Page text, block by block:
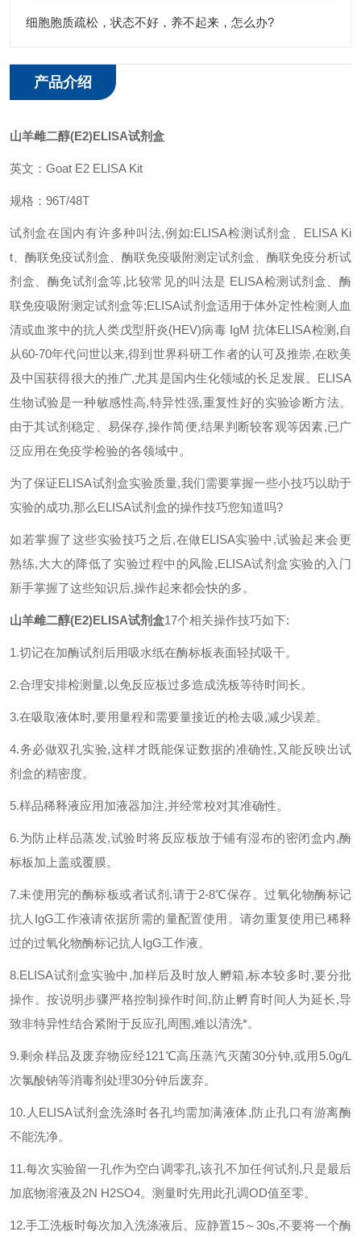
细胞胞质疏松，状态不好，养不起来，怎么办?
产品介绍
山羊雌二醇(E2)ELISA试剂盒
英文： Goat E2 ELISA Kit
规格： 96T/48T
试剂盒在国内有许多种叫法,例如:ELISA检测试剂盒、 ELISA Ki
t 、酶联免疫试剂盒、酶联免疫吸附测定试剂盒、酶联免疫分析试
剂盒、酶免试剂盒等,比较常见的叫法是 ELISA检测试剂盒、酶
联免疫吸附测定试剂盒等;ELISA试剂盒适用于体外定性检测人血
清或血浆中的抗人类戊型肝炎(HEV)病毒 IgM抗体ELISA检测 ,自
从60-70年代问世以来,得到世界科研工作者的认可及推崇,在欧美
及中国获得很大的推广,尤其是国内生化领域的长足发展。 ELISA
生物试验是一种敏感性高,特异性强,重复性好的实验诊断方法。
由于其试剂稳定、易保存,操作简便,结果判断较客观等因素,已广
泛应用在免疫学检验的各领域中。
为了保证ELISA试剂盒实验质量,我们需要掌握一些小技巧以助于
实验的成功,那么ELISA试剂盒的操作技巧您知道吗?
如若掌握了这些实验技巧之后,在做ELISA实验中 ,试验起来会更
熟练,大大的降低了实验过程中的风险,ELISA试剂盒实验的入门
新手掌握了这些知识后,操作起来都会快的多。
山羊雌二醇(E2)ELISA试剂盒17个相关操作技巧如下:
1.切记在加酶试剂后用吸水纸在酶标板表面轻拭吸干。
2.合理安排检测量,以免反应板过多造成洗板等待时间长。
3.在吸取液体时,要用量程和需要量接近的枪去吸,减少误差。
4.务必做双孔实验,这样才既能保证数据的准确性, 又能反映出试
剂盒的精密度。
5.样品稀释液应用加液器加注,并经常校对其准确性。
6.为防止样品蒸发,试验时将反应板放于铺有湿布的密闭盒内,酶
标板加上盖或覆膜。
7.未使用完的酶标板或者试剂 ,请于2-8℃保存。过氧化物酶标记
抗人 IgG工作液请依据所需的量配置使用。请勿重复使用已稀释
过的过氧化物酶标记抗人 IgG工作液。
8.ELISA试剂盒实验中 ,加样后及时放人孵箱,标本较多时,要分批
操作。按说明步骤严格控制操作时间,防止孵育时间人为延长,导
致非特异性结合紧附于反应孔周围 ,难以清洗*。
9.剩余样品及废弃物应经121℃高压蒸汽灭菌30分钟,或用 5.0g/L
次氯酸钠等消毒剂处理30分钟后废弃。
10. 人 ELISA试剂盒洗涤时各孔均需加满液体,防止孔口有游离酶
不能洗净。
11.每次实验留一孔作为空白调零孔,该孔不加任何试剂 ,只是最后
加底物溶液及 2N H2SO4。测量时先用此孔调OD值至零。
12.手工洗板时每次加入洗涤液后。应静置15～30s,不要将一个酶